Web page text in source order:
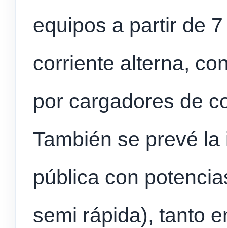
equipos a partir de
corriente alterna,
por cargadores de
También se prevé
pública con
semi rápida), tanto